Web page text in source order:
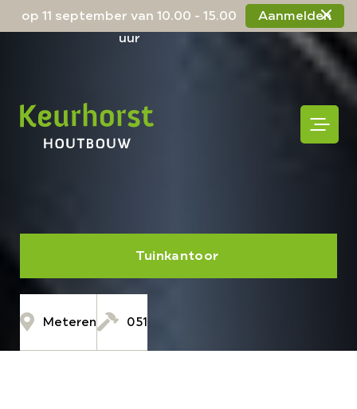
op 11 september van 10.00 - 15.00
uur
Aanmelden
Tuinkantoor
Meteren 051